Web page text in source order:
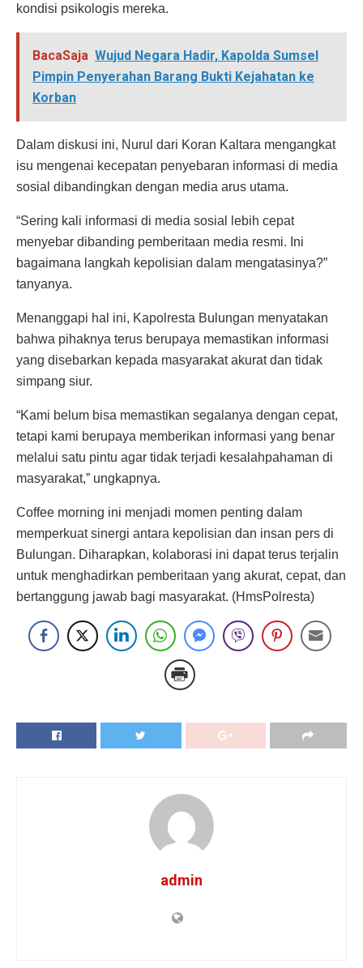
kondisi psikologis mereka.
BacaSaja Wujud Negara Hadir, Kapolda Sumsel
Pimpin Penyerahan Barang Bukti Kejahatan ke
Korban
Dalam diskusi ini, Nurul dari Koran Kaltara mengangkat
isu mengenai kecepatan penyebaran informasi di media
sosial dibandingkan dengan media arus utama.
“Sering kali informasi di media sosial lebih cepat
menyebar dibanding pemberitaan media resmi. Ini
bagaimana langkah kepolisian dalam mengatasinya?”
tanyanya.
Menanggapi hal ini, Kapolresta Bulungan menyatakan
bahwa pihaknya terus berupaya memastikan informasi
yang disebarkan kepada masyarakat akurat dan tidak
simpang siur.
“Kami belum bisa memastikan segalanya dengan cepat,
tetapi kami berupaya memberikan informasi yang benar
melalui satu pintu agar tidak terjadi kesalahpahaman di
masyarakat,” ungkapnya.
Coffee morning ini menjadi momen penting dalam
memperkuat sinergi antara kepolisian dan insan pers di
Bulungan. Diharapkan, kolaborasi ini dapat terus terjalin
untuk menghadirkan pemberitaan yang akurat, cepat, dan
bertanggung jawab bagi masyarakat. (HmsPolresta)
admin